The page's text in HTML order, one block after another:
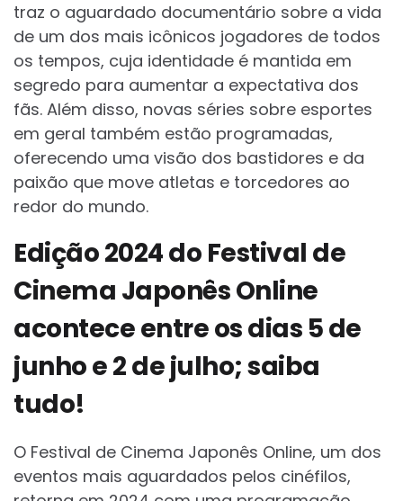
traz o aguardado documentário sobre a vida
de um dos mais icônicos jogadores de todos
os tempos, cuja identidade é mantida em
segredo para aumentar a expectativa dos
fãs. Além disso, novas séries sobre esportes
em geral também estão programadas,
oferecendo uma visão dos bastidores e da
paixão que move atletas e torcedores ao
redor do mundo.
Edição 2024 do Festival de
Cinema Japonês Online
acontece entre os dias 5 de
junho e 2 de julho; saiba
tudo!
O Festival de Cinema Japonês Online, um dos
eventos mais aguardados pelos cinéfilos,